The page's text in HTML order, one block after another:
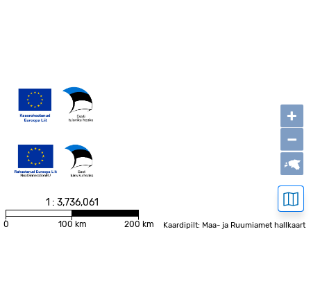
+
−
Kaardipilt: Maa- ja Ruumiamet hallkaart
1 : 3,736,061
0 100 km 200 km